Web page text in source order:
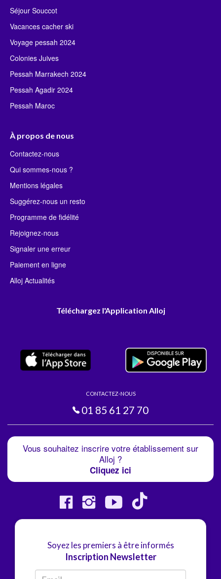
Séjour Souccot
Vacances cacher ski
Voyage pessah 2024
Colonies Juives
Pessah Marrakech 2024
Pessah Agadir 2024
Pessah Maroc
À propos de nous
Contactez-nous
Qui sommes-nous ?
Mentions légales
Suggérez-nous un resto
Programme de fidélité
Rejoignez-nous
Signaler une erreur
Paiement en ligne
Alloj Actualités
Téléchargez l'Application Alloj
CONTACTEZ-NOUS
01 85 61 27 70
Vous souhaitez inscrire votre établissement sur
Alloj ?
Cliquez ici
Soyez les premiers à être informés
Inscription Newsletter